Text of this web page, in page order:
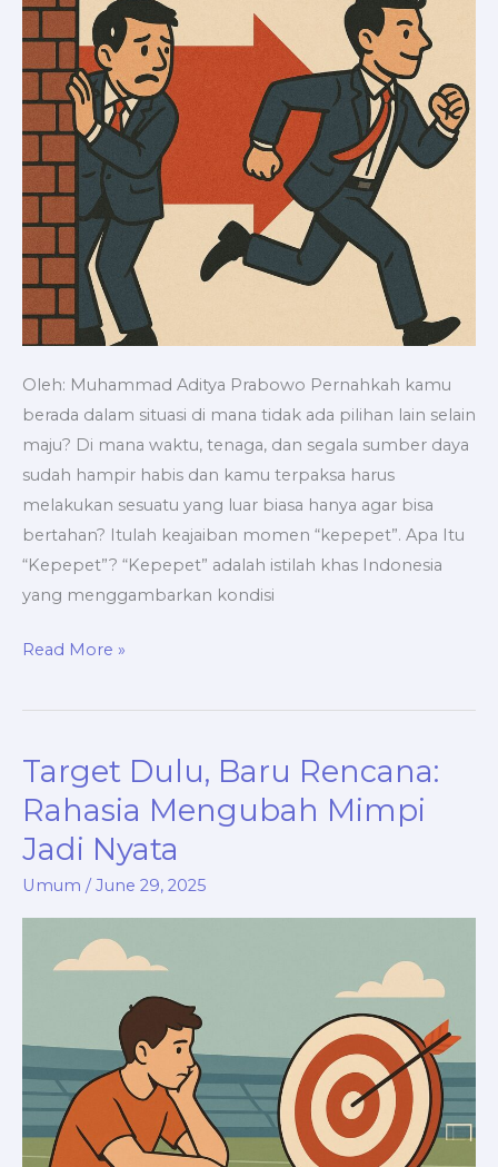
Oleh: Muhammad Aditya Prabowo Pernahkah kamu
berada dalam situasi di mana tidak ada pilihan lain selain
maju? Di mana waktu, tenaga, dan segala sumber daya
sudah hampir habis dan kamu terpaksa harus
melakukan sesuatu yang luar biasa hanya agar bisa
bertahan? Itulah keajaiban momen “kepepet”. Apa Itu
“Kepepet”? “Kepepet” adalah istilah khas Indonesia
yang menggambarkan kondisi
Read More »
Target Dulu, Baru Rencana:
Rahasia Mengubah Mimpi
Jadi Nyata
Umum /June 29, 2025
Target
Dulu,
Baru
Rencana:
Rahasia
Mengubah